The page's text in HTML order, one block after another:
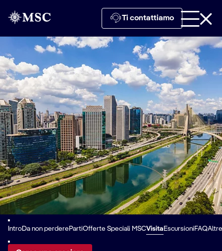
Ti contattiamo
IntroDa non perdere PartiOfferte Speciali MSCVisita EscursioniFAQ